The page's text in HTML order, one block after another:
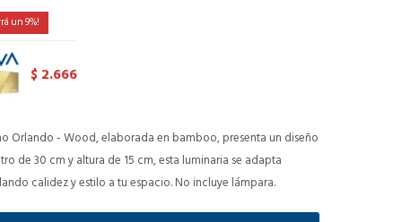
9
$ 2.666
Orlando - Wood, elaborada en bamboo, presenta un diseño
de 30 cm y altura de 15 cm, esta luminaria se adapta
calidez y estilo a tu espacio. No incluye lámpara.